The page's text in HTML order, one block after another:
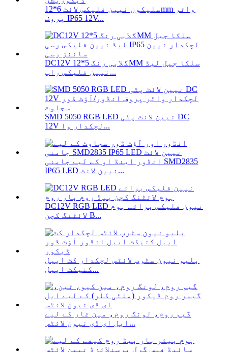
سلیکون نیین فلیکس لائٹ 6*12mm واٹر
پروف IP65 12V...
DC12V گلابی رنگ 5*12MM سلکا جیل لیڈ
نیین فلیکس راپ...
SMD 5050 RGB LED نیین لائٹ پٹی DC
12V لچکدار وا...
انڈور اینڈ او کے لیے جامنی SMD2835
IP65 LED نیین لائٹ...
DC12V RGB LED نیون فلیکس برائے ہوم
لائٹنگ کچن B...
بلیو نیون سٹرپ لائٹس لچکدار کٹ ایبل
کنیکٹ ایبل...
گیم روم، لونگ روم، مین غار کے لیے
ایل ای ڈی نیون لائٹس...